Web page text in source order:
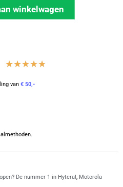
winkelwagen
★★★★★
van € 50,-
De nummer 1 in Hytera!, Motorola